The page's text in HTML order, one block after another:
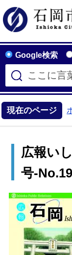
Google検索
現在のページ
広報い
号